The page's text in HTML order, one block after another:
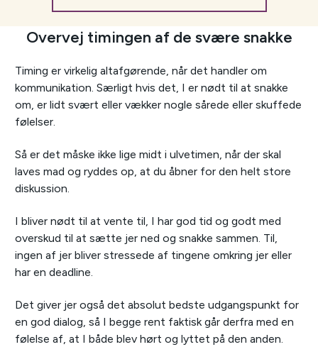
Overvej timingen af de svære snakke
Timing er virkelig altafgørende, når det handler om
kommunikation. Særligt hvis det, I er nødt til at snakke
om, er lidt svært eller vækker nogle sårede eller skuffede
følelser.
Så er det måske ikke lige midt i ulvetimen, når der skal
laves mad og ryddes op, at du åbner for den helt store
diskussion.
I bliver nødt til at vente til, I har god tid og godt med
overskud til at sætte jer ned og snakke sammen. Til,
ingen af jer bliver stressede af tingene omkring jer eller
har en deadline.
Det giver jer også det absolut bedste udgangspunkt for
en god dialog, så I begge rent faktisk går derfra med en
følelse af, at I både blev hørt og lyttet på den anden.